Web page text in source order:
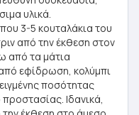
υλικά.
3-5 κουταλάκια του
από την έκθεση στον
από τα μάτια
εφίδρωση, κολύμπι
ποσότητας
Ιδανικά,